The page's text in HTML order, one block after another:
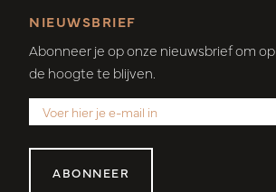
NIEUWSBRIEF
Abonneer je op onze nieuwsbrief om op
de hoogte te blijven.
ABONNEER